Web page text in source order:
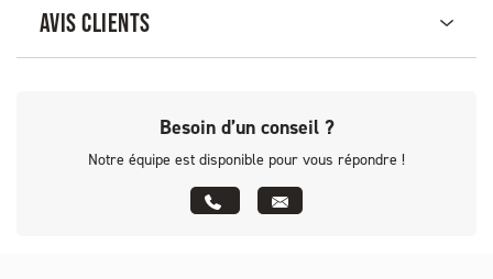
AVIS CLIENTS
Besoin d’un conseil ?
Notre équipe est disponible pour vous répondre !